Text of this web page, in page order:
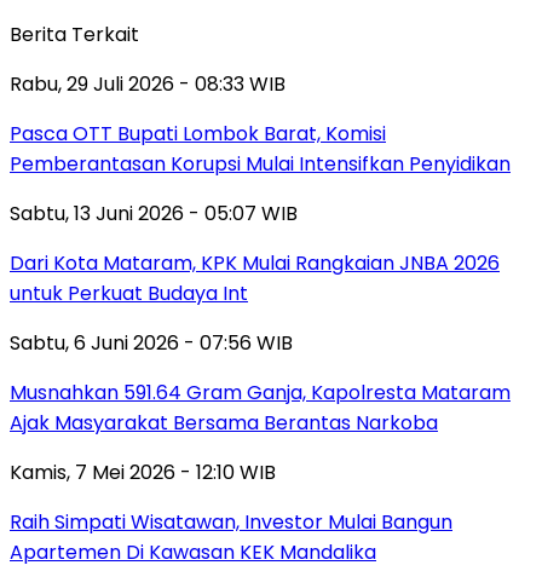
Berita Terkait
Rabu, 29 Juli 2026 - 08:33 WIB
Pasca OTT Bupati Lombok Barat, Komisi
Pemberantasan Korupsi Mulai Intensifkan Penyidikan
Sabtu, 13 Juni 2026 - 05:07 WIB
Dari Kota Mataram, KPK Mulai Rangkaian JNBA 2026
untuk Perkuat Budaya Int
Sabtu, 6 Juni 2026 - 07:56 WIB
Musnahkan 591.64 Gram Ganja, Kapolresta Mataram
Ajak Masyarakat Bersama Berantas Narkoba
Kamis, 7 Mei 2026 - 12:10 WIB
Raih Simpati Wisatawan, Investor Mulai Bangun
Apartemen Di Kawasan KEK Mandalika